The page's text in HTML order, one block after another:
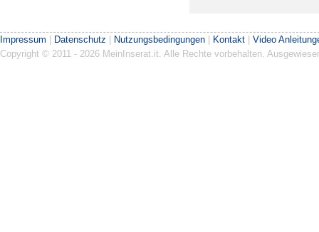
Impressum Datenschutz Nutzungsbedingungen Kontakt
Video
Copyright © 2011 - 2026 MeinInserat.it. Alle Rechte vorbehalten.